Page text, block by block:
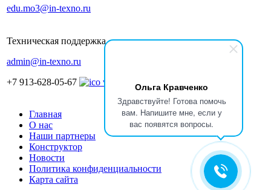
Ольга Кравченко
Здравствуйте! Готова помочь
вам. Напишите мне, если у
вас появятся вопросы.
edu.mo3@in-texno.ru
Техническая поддержка
admin@in-texno.ru
+7 913-628-05-67
Главная
О нас
Наши партнеры
Конструктор
Новости
Политика конфиденциальности
Карта сайта